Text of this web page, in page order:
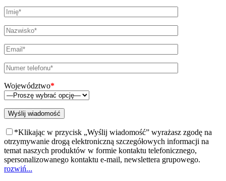
Województwo*
*Klikając w przycisk „Wyślij wiadomość” wyrażasz zgodę na
otrzymywanie drogą elektroniczną szczegółowych informacji na
temat naszych produktów w formie kontaktu telefonicznego,
spersonalizowanego kontaktu e-mail, newslettera grupowego.
rozwiń...